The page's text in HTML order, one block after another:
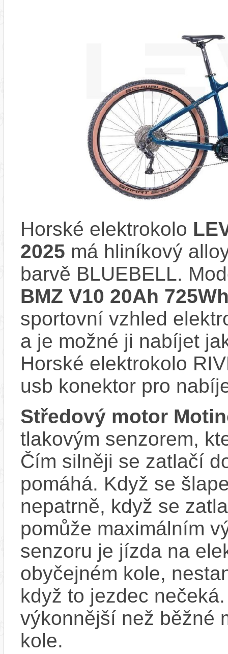
Horské elektrokolo
2025 má hliníkový
barvě BLUEBELL.
BMZ V10 20Ah
sportovní vzhled
a je možné ji nabíjet
Horské elektrokolo
usb konektor pro
Středový motor
tlakovým senzorem,
Čím silněji se zatlačí
pomáhá. Když se
nepatrně, když se
pomůže maximálním
senzoru je jízda na
obyčejném kole,
když to jezdec
výkonnější než běžné
kole.